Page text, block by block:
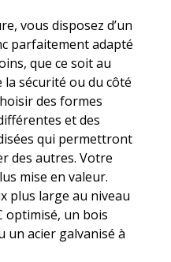
vous disposez d’un
parfaitement adapté
que ce soit au
la sécurité ou du côté
des formes
et des
qui permettront
des autres. Votre
mise en valeur.
plus large au niveau
optimisé, un bois
un acier galvanisé à